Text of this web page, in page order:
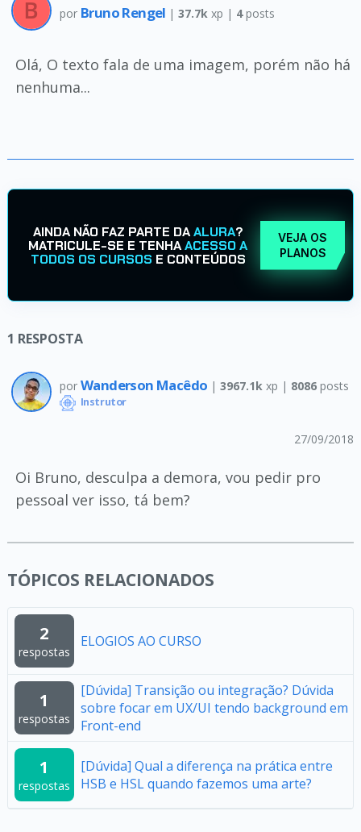
por Bruno Rengel |37.7k xp | 4posts
Olá, O texto fala de uma imagem, porém não há
nenhuma...
AINDA NÃO FAZ PARTE DAALURA?
MATRICULE-SE E TENHAACESSO A
TODOS OS CURSOS E CONTEÚDOS
VEJA OS
PLANOS
1 RESPOSTA
por Wanderson Macêdo | 3967.1k xp | 8086posts
Instrutor
27/09/2018
Oi Bruno, desculpa a demora, vou pedir pro
pessoal ver isso, tá bem?
TÓPICOS RELACIONADOS
2
respostas
ELOGIOS AO CURSO
1
respostas
[Dúvida] Transição ou integração? Dúvida
sobre focar em UX/UI tendo background em
Front-end
1
respostas
[Dúvida] Qual a diferença na prática entre
HSB e HSL quando fazemos uma arte?